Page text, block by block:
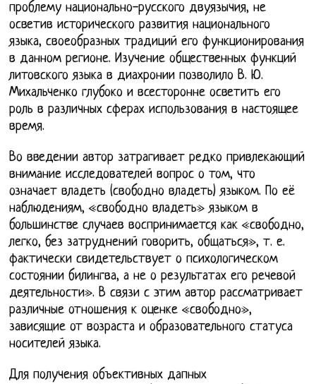
проблему национально-русского двуязычия, не
осветив исторического развития национального
языка, своеобразных традиций его функционирования
в данном регионе. Изучение общественных функций
литовского языка в диахронии позволило В. Ю.
Михальченко глубоко и всесторонне осветить его
роль в различных сферах использования в настоящее
время.
Во введении автор затрагивает редко привлекающий
внимание исследователей вопрос о том, что
означает владеть (свободно владеть) языком. По её
наблюдениям, «свободно владеть» языком в
большинстве случаев воспринимается как «свободно,
легко, без затруднений говорить, общаться», т. е.
фактически свидетельствует о психологическом
состоянии билингва, а не о результатах его речевой
деятельности». В связи с этим автор рассматривает
различные отношения к оценке «свободно»,
зависящие от возраста и образовательного статуса
носителей языка.
Для получения объективных дапных